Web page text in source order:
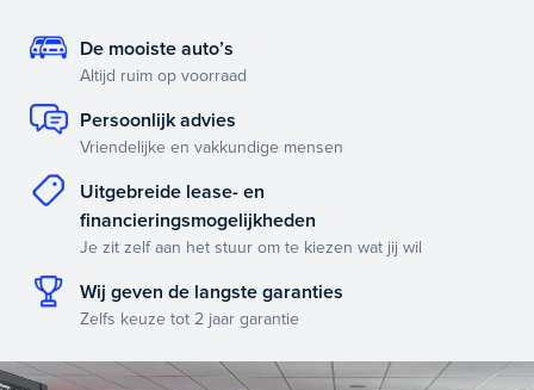
De mooiste auto’s
Altijd ruim op voorraad
Persoonlijk advies
Vriendelijke en vakkundige mensen
Uitgebreide lease- en
financieringsmogelijkheden
Je zit zelf aan het stuur om te kiezen wat jij wil
Wij geven de langste garanties
Zelfs keuze tot 2 jaar garantie